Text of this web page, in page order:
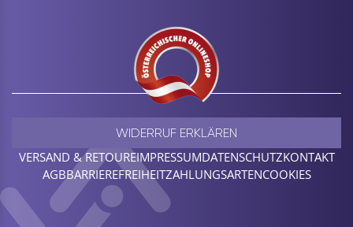
VERSAND & RETOUREIMPRESSUMDATENSCHUTZKONTAKT
AGBBARRIEREFREIHEITZAHLUNGSARTENCOOKIES
WIDERRUF ERKLÄREN